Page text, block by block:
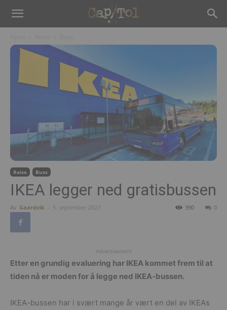
Reise Buss
IKEA legger ned gratisbussen
Av Gaardvik - 5. september 2023 0
390
Advertisement
Etter en grundig evaluering har IKEA kommet frem til at
tiden nå er moden for å legge ned IKEA-bussen.
IKEA-bussen har i svært mange år vært en del av IKEAs